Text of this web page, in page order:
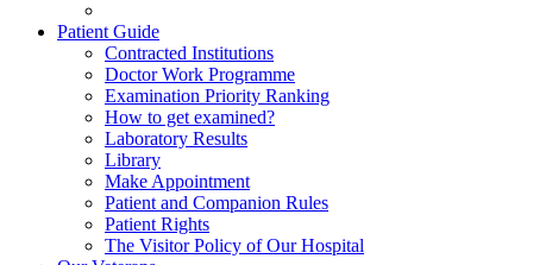
Patient Guide
Contracted Institutions
Doctor Work Programme
Examination Priority Ranking
How to get examined?
Laboratory Results
Library
Make Appointment
Patient and Companion Rules
Patient Rights
The Visitor Policy of Our Hospital